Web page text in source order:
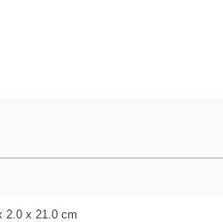
2.0 x 21.0 cm